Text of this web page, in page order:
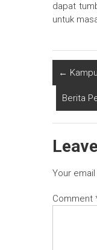
dapat
untuk
←
Berita
Your
Comment